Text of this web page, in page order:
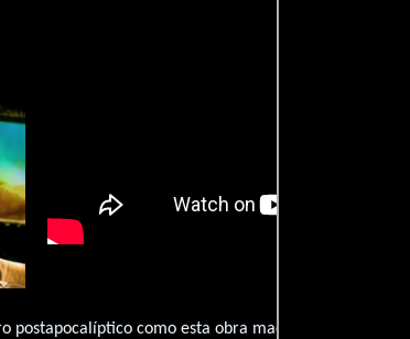
postapocalíptico como esta obra maestra dirigida por